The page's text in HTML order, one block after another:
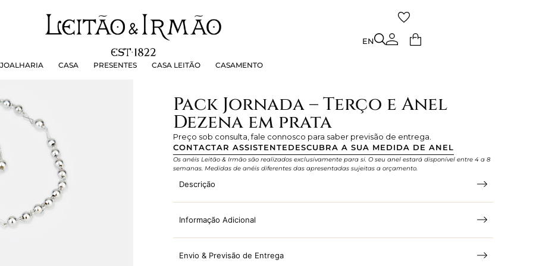
JOALHARIA CASA PRESENTES CASA LEITÃO CASAMENTO
EN
PRESENTES CASA LEITÃO
Pack Jornada – Terço e Anel
Dezena em prata
Preço sob consulta, fale connosco para saber previsão de entrega.
CONTACTAR ASSISTENTEDESCUBRA A SUA MEDIDA DE ANEL
Os anéis Leitão & Irmão são realizados exclusivamente para si. O seu anel estará disponível entre 4 a 8
semanas. Medidas de anéis diferentes das apresentadas sujeitas a orçamento.
Descrição
Informação Adicional
Envio & Previsão de Entrega